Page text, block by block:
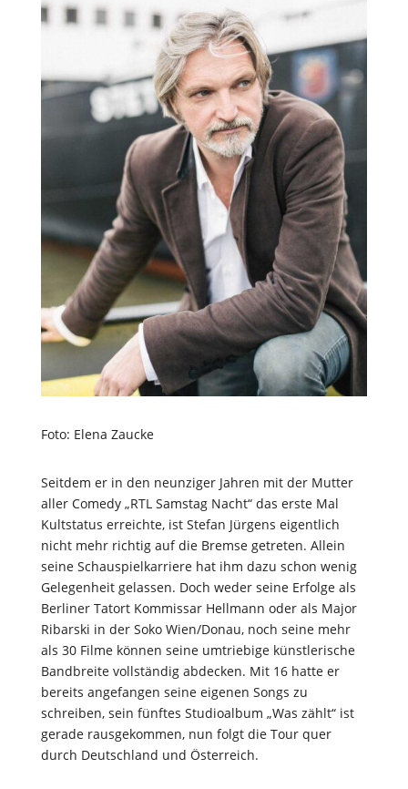
Foto: Elena Zaucke
Seitdem er in den neunziger Jahren mit der Mutter
aller Comedy „RTL Samstag Nacht“ das erste Mal
Kultstatus erreichte, ist Stefan Jürgens eigentlich
nicht mehr richtig auf die Bremse getreten. Allein
seine Schauspielkarriere hat ihm dazu schon wenig
Gelegenheit gelassen. Doch weder seine Erfolge als
Berliner Tatort Kommissar Hellmann oder als Major
Ribarski in der Soko Wien/Donau, noch seine mehr
als 30 Filme können seine umtriebige künstlerische
Bandbreite vollständig abdecken. Mit 16 hatte er
bereits angefangen seine eigenen Songs zu
schreiben, sein fünftes Studioalbum „Was zählt“ ist
gerade rausgekommen, nun folgt die Tour quer
durch Deutschland und Österreich.